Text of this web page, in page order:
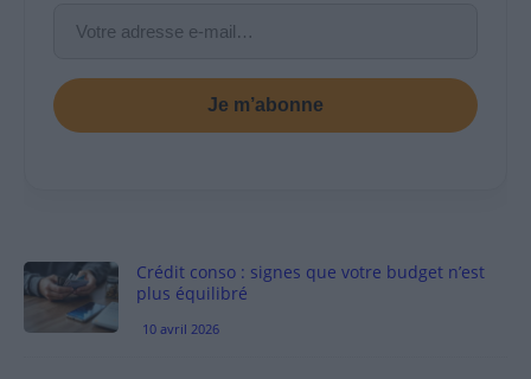
Je m’abonne
Crédit conso : signes que votre budget n’est
plus équilibré
10 avril 2026